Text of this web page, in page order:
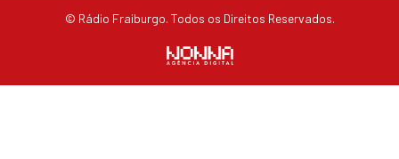
© Rádio Fraiburgo. Todos os Direitos Reservados.